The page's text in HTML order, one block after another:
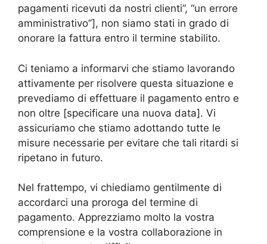
pagamenti ricevuti da nostri clienti”, “un errore
amministrativo”], non siamo stati in grado di
onorare la fattura entro il termine stabilito.
Ci teniamo a informarvi che stiamo lavorando
attivamente per risolvere questa situazione e
prevediamo di effettuare il pagamento entro e
non oltre [specificare una nuova data]. Vi
assicuriamo che stiamo adottando tutte le
misure necessarie per evitare che tali ritardi si
ripetano in futuro.
Nel frattempo, vi chiediamo gentilmente di
accordarci una proroga del termine di
pagamento. Apprezziamo molto la vostra
comprensione e la vostra collaborazione in